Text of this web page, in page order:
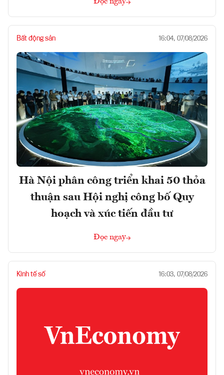
Bất động sản 16:04, 07/08/2026
Hà Nội phân công triển khai 50 thỏa
thuận sau Hội nghị công bố Quy
hoạch và xúc tiến đầu tư
Đọc ngay
Kinh tế số 16:03, 07/08/2026